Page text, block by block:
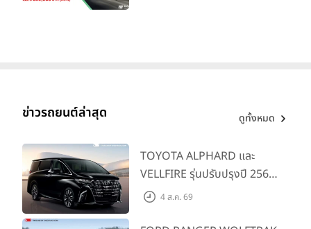
ข่าวรถยนต์ล่าสุด ดูทั้งหมด
TOYOTA ALPHARD และ
VELLFIRE รุ่นปรับปรุงปี 2569
พร้อมรุ่นย่อยใหม่ HEV
4 ส.ค. 69